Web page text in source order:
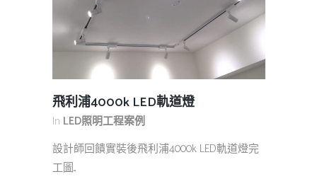
飛利浦4000k LED軌道燈
In LED照明工程案例
設計師回饋實裝後飛利浦4000k LED軌道燈完
工圖...